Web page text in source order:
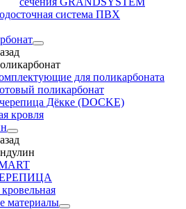
система ПВХ
для поликарбоната
поликарбонат
Дёкке (DOCKE)
кровля
материалы